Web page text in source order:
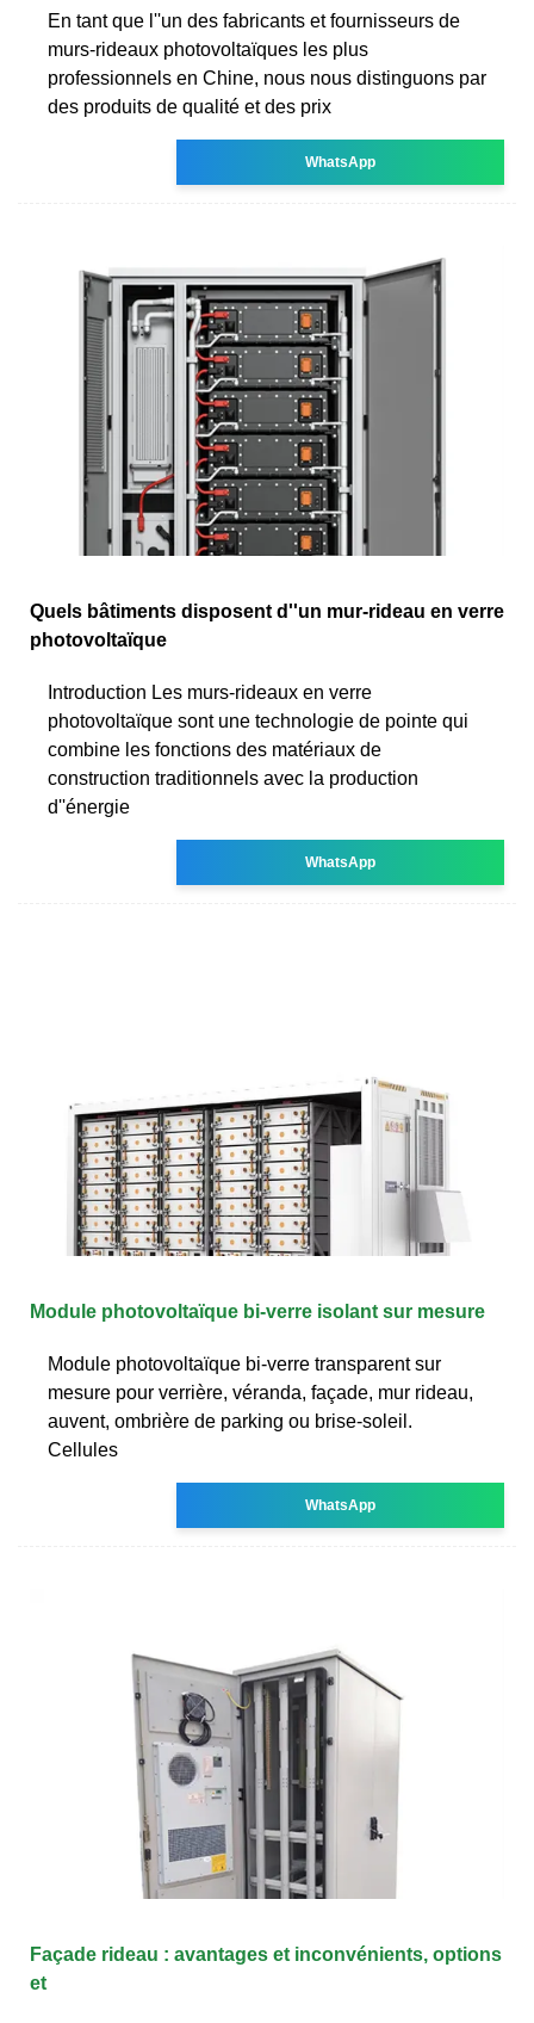
En tant que l''un des fabricants et fournisseurs de
murs-rideaux photovoltaïques les plus
professionnels en Chine, nous nous distinguons par
des produits de qualité et des prix
WhatsApp
Quels bâtiments disposent d''un mur-rideau en verre
photovoltaïque
Introduction Les murs-rideaux en verre
photovoltaïque sont une technologie de pointe qui
combine les fonctions des matériaux de
construction traditionnels avec la production
d''énergie
WhatsApp
Module photovoltaïque bi-verre isolant sur mesure
Module photovoltaïque bi-verre transparent sur
mesure pour verrière, véranda, façade, mur rideau,
auvent, ombrière de parking ou brise-soleil.
Cellules
WhatsApp
Façade rideau : avantages et inconvénients, options
et